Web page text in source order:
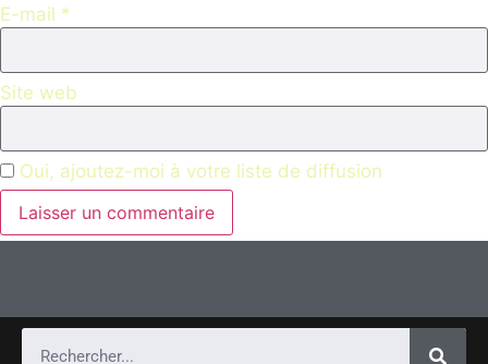
E-mail *
Site web
Oui, ajoutez-moi à votre liste de diffusion